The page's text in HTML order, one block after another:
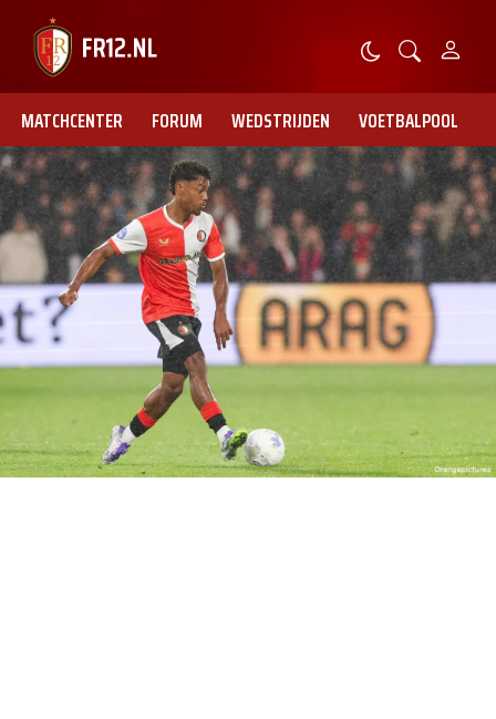
MATCHCENTER FORUM WEDSTRIJDEN VOETBALPOOL